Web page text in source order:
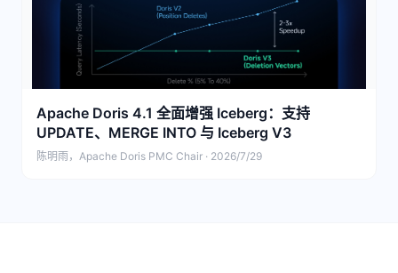
Apache Doris 4.1 全面增强 Iceberg：支持
UPDATE、MERGE INTO 与 Iceberg V3
陈明雨，Apache Doris PMC Chair · 2026/7/29